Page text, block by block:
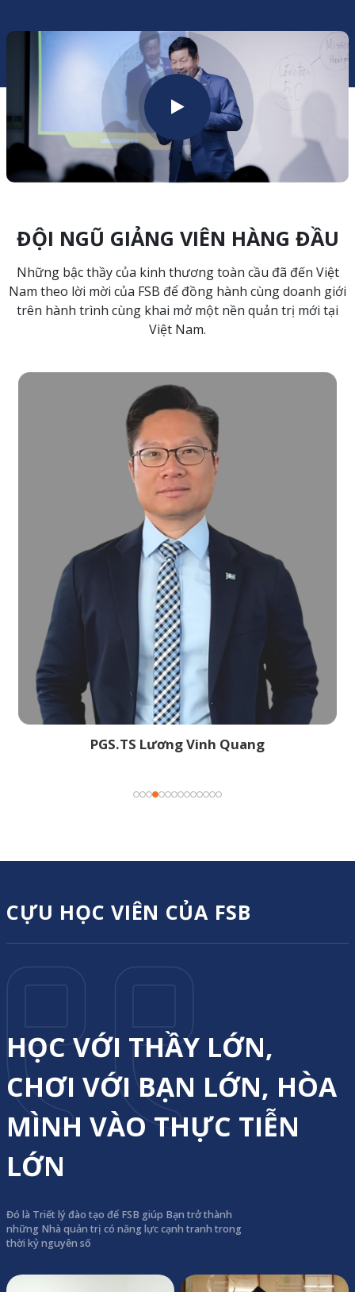
ĐỘI NGŨ GIẢNG VIÊN HÀNG ĐẦU
Những bậc thầy của kinh thương toàn cầu đã đến Việt
Nam theo lời mời của FSB để đồng hành cùng doanh giới
trên hành trình cùng khai mở một nền quản trị mới tại
Việt Nam.
PGS.TS Lương Vinh Quang
CỰU HỌC VIÊN CỦA FSB
HỌC VỚI THẦY LỚN,
CHƠI VỚI BẠN LỚN, HÒA
MÌNH VÀO THỰC TIỄN
LỚN
Đó là Triết lý đào tạo để FSB giúp Bạn trở thành
những Nhà quản trị có năng lực cạnh tranh trong
thời kỷ nguyên số